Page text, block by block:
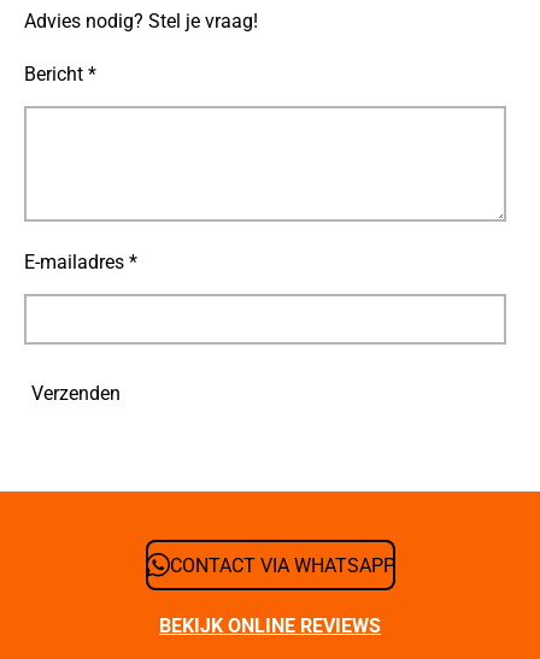
Advies nodig? Stel je vraag!
Bericht *
E-mailadres *
Verzenden
CONTACT VIA WHATSAPP
BEKIJK ONLINE REVIEWS